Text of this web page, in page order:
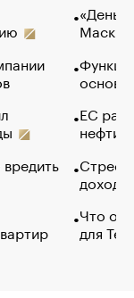
Маск в
основ
ЕС
нефти
Что
для